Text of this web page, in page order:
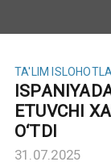
TA'LIM
ETUVCHI
O‘TDI
31.07.2025